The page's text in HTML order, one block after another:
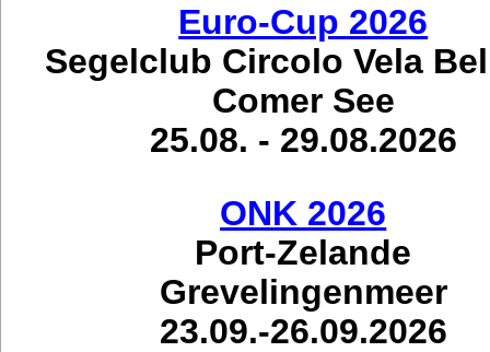
Euro-Cup 2026
Segelclub Circolo Vela
Comer See
25.08. - 29.08.2026
ONK 2026
Port-Zelande
Grevelingenmeer
23.09.-26.09.2026